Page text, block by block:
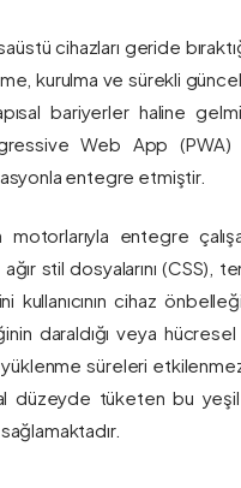
cihazları geride
kurulma ve sürekli
bariyerler haline
Web App (PWA)
entegre etmiştir.
motorlarıyla entegre
stil dosyalarını (CSS),
kullanıcının cihaz
daraldığı veya
süreleri
düzeyde tüketen bu yeşil